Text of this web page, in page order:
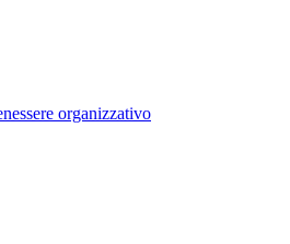
organizzativo